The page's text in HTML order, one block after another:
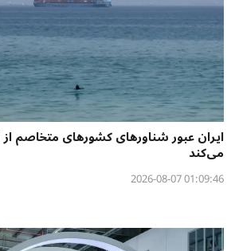
ایران عبور شناورهای کشورهای متخاصم از
می‌کند
01:09:46 2026-08-07